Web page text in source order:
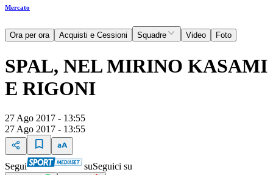
Mercato
Ora per ora Acquisti e Cessioni Squadre Video Foto
SPAL, NEL MIRINO KASAMI
E RIGONI
27 Ago 2017 - 13:55
27 Ago 2017 - 13:55
Segui suSeguici su